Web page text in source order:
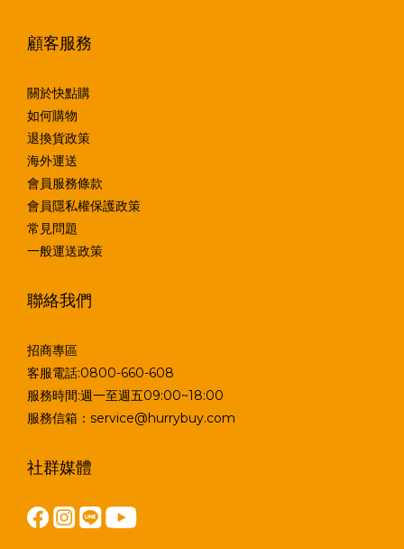
顧客服務
關於快點購
如何購物
退換貨政策
海外運送
會員服務條款
會員隱私權保護政策
常見問題
一般運送政策
聯絡我們
招商專區
客服電話:0800-660-608
服務時間:週一至週五09:00~18:00
服務信箱：service@hurrybuy.com
社群媒體